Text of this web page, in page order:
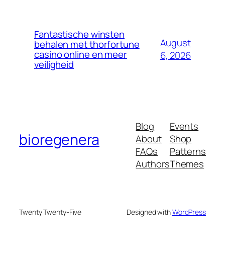
Fantastische winsten
behalen met thorfortune
casino online en meer
veiligheid
August
6, 2026
bioregenera
Blog
About
FAQs
Authors
Events
Shop
Patterns
Themes
Twenty Twenty-Five Designed withWordPress